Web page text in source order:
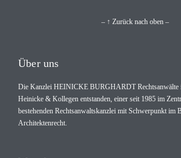
– ↑ Zurück nach oben –
Über uns
Die Kanzlei HEINICKE BURGHARDT Rechtsanwälte
Heinicke & Kollegen entstanden, einer seit 1985 im
bestehenden Rechtsanwaltskanzlei mit Schwerpunkt im
Architektenrecht.